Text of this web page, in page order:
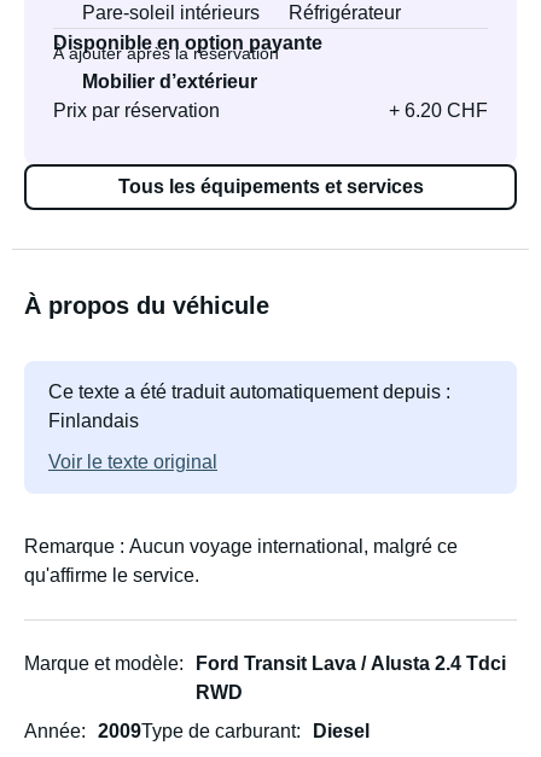
Pare-soleil intérieurs
Réfrigérateur
Disponible en option payante
À ajouter après la réservation
Mobilier d’extérieur
Prix par réservation
+ 6.20 CHF
Tous les équipements et services
À propos du véhicule
Ce texte a été traduit automatiquement depuis :
Finlandais
Voir le texte original
Remarque : Aucun voyage international, malgré ce
qu'affirme le service.
Marque et modèle
Ford Transit Lava / Alusta 2.4 Tdci
RWD
Année
2009Type de carburant
Diesel